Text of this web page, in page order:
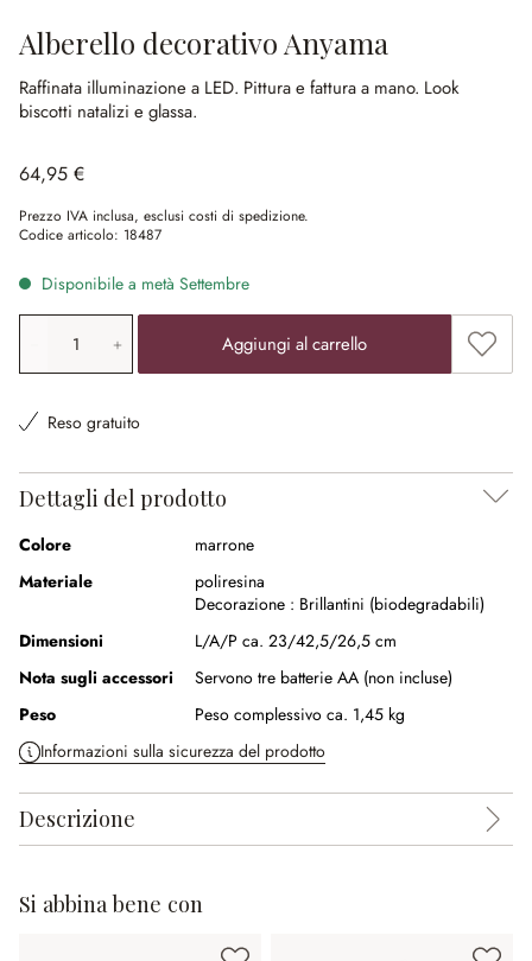
Alberello decorativo Anyama
Raffinata illuminazione a LED. Pittura e fattura a mano. Look
biscotti natalizi e glassa.
64,95 €
Prezzo IVA inclusa, esclusi costi di spedizione.
Codice articolo: 18487
Disponibile a metà Settembre
Quantità prodotto: inserisci il valore desiderato o
Aggiungi al carrello
Reso gratuito
Dettagli del prodotto
Colore
marrone
Materiale
poliresina
Decorazione : Brillantini (biodegradabili)
Dimensioni
L/A/P ca. 23/42,5/26,5 cm
Nota sugli accessori
Servono tre batterie AA (non incluse)
Peso
Peso complessivo ca. 1,45 kg
Informazioni sulla sicurezza del prodotto
Descrizione
Si abbina bene con